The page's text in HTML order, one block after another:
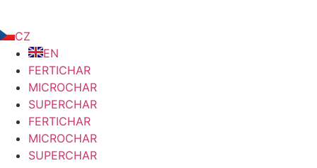
CZ
EN
FERTICHAR
MICROCHAR
SUPERCHAR
FERTICHAR
MICROCHAR
SUPERCHAR